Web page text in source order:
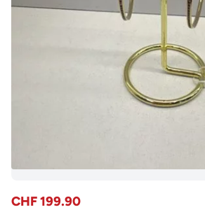
CHF 199.90